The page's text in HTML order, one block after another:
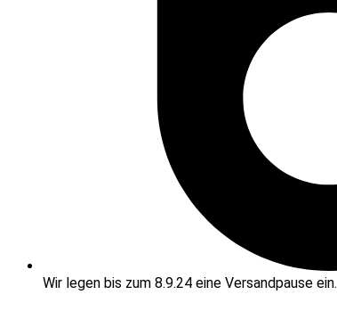
Wir legen bis zum 8.9.24 eine Versandpause ein.